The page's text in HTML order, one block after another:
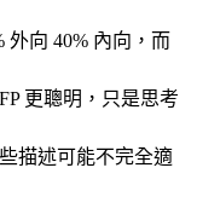
外向 40% 內向，而
更聰明，只是思考
描述可能不完全適